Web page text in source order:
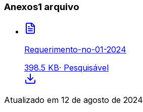
Anexos1 arquivo
Requerimento-no-01-2024
398.5 KB· Pesquisável
Atualizado em 12 de agosto de 2024